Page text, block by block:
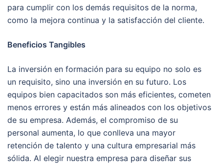
para cumplir con los demás requisitos de la norma,
como la mejora continua y la satisfacción del cliente.
Beneficios Tangibles
La inversión en formación para su equipo no solo es
un requisito, sino una inversión en su futuro. Los
equipos bien capacitados son más eficientes, cometen
menos errores y están más alineados con los objetivos
de su empresa. Además, el compromiso de su
personal aumenta, lo que conlleva una mayor
retención de talento y una cultura empresarial más
sólida. Al elegir nuestra empresa para diseñar sus